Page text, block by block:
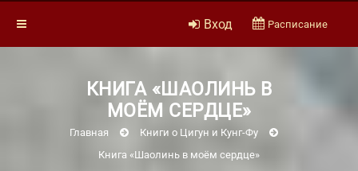
Вход Расписание
КНИГА «ШАОЛИНЬ В
МОЁМ СЕРДЦЕ»
Главная
Книги о Цигун и Кунг-Фу
Книга «Шаолинь в моём сердце»